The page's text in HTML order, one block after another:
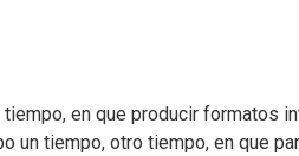
tiempo, en que producir formatos
un tiempo, otro tiempo, en que